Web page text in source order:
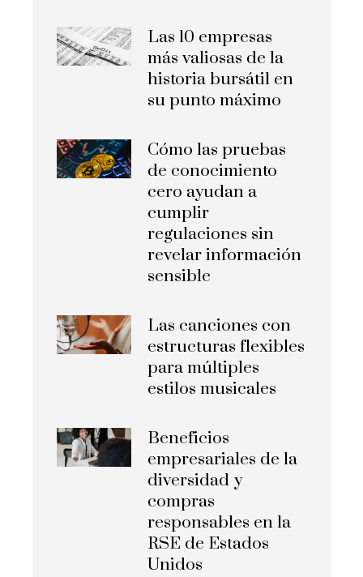
Las 10 empresas
más valiosas de la
historia bursátil en
su punto máximo
Cómo las pruebas
de conocimiento
cero ayudan a
cumplir
regulaciones sin
revelar información
sensible
Las canciones con
estructuras flexibles
para múltiples
estilos musicales
Beneficios
empresariales de la
diversidad y
compras
responsables en la
RSE de Estados
Unidos